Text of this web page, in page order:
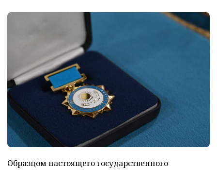
Образцом настоящего государственного